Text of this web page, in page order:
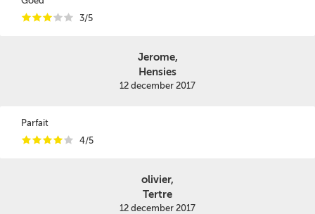
iiiii 3/5
Jerome,
Hensies
12 december 2017
Parfait
iiiii 4/5
olivier,
Tertre
12 december 2017